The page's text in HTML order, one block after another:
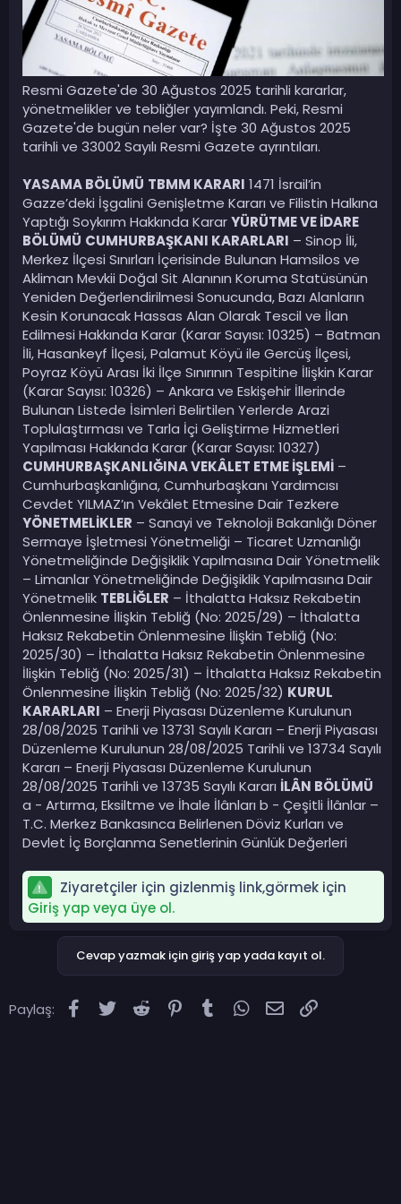
Resmi Gazete'de 30 Ağustos 2025 tarihli kararlar,
yönetmelikler ve tebliğler yayımlandı. Peki, Resmi
Gazete'de bugün neler var? İşte 30 Ağustos 2025
tarihli ve 33002 Sayılı Resmi Gazete ayrıntıları.
YASAMA BÖLÜMÜ TBMM KARARI 1471 İsrail’in
Gazze’deki İşgalini Genişletme Kararı ve Filistin Halkına
Yaptığı Soykırım Hakkında KararYÜRÜTME VE İDARE
BÖLÜMÜ CUMHURBAŞKANI KARARLARI – Sinop İli,
Merkez İlçesi Sınırları İçerisinde Bulunan Hamsilos ve
Akliman Mevkii Doğal Sit Alanının Koruma Statüsünün
Yeniden Değerlendirilmesi Sonucunda, Bazı Alanların
Kesin Korunacak Hassas Alan Olarak Tescil ve İlan
Edilmesi Hakkında Karar (Karar Sayısı: 10325) – Batman
İli, Hasankeyf İlçesi, Palamut Köyü ile Gercüş İlçesi,
Poyraz Köyü Arası İki İlçe Sınırının Tespitine İlişkin Karar
(Karar Sayısı: 10326) – Ankara ve Eskişehir İllerinde
Bulunan Listede İsimleri Belirtilen Yerlerde Arazi
Toplulaştırması ve Tarla İçi Geliştirme Hizmetleri
Yapılması Hakkında Karar (Karar Sayısı: 10327)
CUMHURBAŞKANLIĞINA VEKÂLET ETME İŞLEMİ –
Cumhurbaşkanlığına, Cumhurbaşkanı Yardımcısı
Cevdet YILMAZ’ın Vekâlet Etmesine Dair Tezkere
YÖNETMELİKLER – Sanayi ve Teknoloji Bakanlığı Döner
Sermaye İşletmesi Yönetmeliği – Ticaret Uzmanlığı
Yönetmeliğinde Değişiklik Yapılmasına Dair Yönetmelik
– Limanlar Yönetmeliğinde Değişiklik Yapılmasına Dair
Yönetmelik TEBLİĞLER – İthalatta Haksız Rekabetin
Önlenmesine İlişkin Tebliğ (No: 2025/29) – İthalatta
Haksız Rekabetin Önlenmesine İlişkin Tebliğ (No:
2025/30) – İthalatta Haksız Rekabetin Önlenmesine
İlişkin Tebliğ (No: 2025/31) – İthalatta Haksız Rekabetin
Önlenmesine İlişkin Tebliğ (No: 2025/32) KURUL
KARARLARI – Enerji Piyasası Düzenleme Kurulunun
28/08/2025 Tarihli ve 13731 Sayılı Kararı – Enerji Piyasası
Düzenleme Kurulunun 28/08/2025 Tarihli ve 13734 Sayılı
Kararı – Enerji Piyasası Düzenleme Kurulunun
28/08/2025 Tarihli ve 13735 Sayılı Kararı İLÂN BÖLÜMÜ
a - Artırma, Eksiltme ve İhale İlânları b - Çeşitli İlânlar –
T.C. Merkez Bankasınca Belirlenen Döviz Kurları ve
Devlet İç Borçlanma Senetlerinin Günlük Değerleri
Ziyaretçiler için gizlenmiş link,görmek için
Giriş yap veya üye ol.
Cevap yazmak için giriş yap yada kayıt ol.
Paylaş: Facebook
Twitter Reddit Pinterest
Tumblr WhatsApp
E-posta